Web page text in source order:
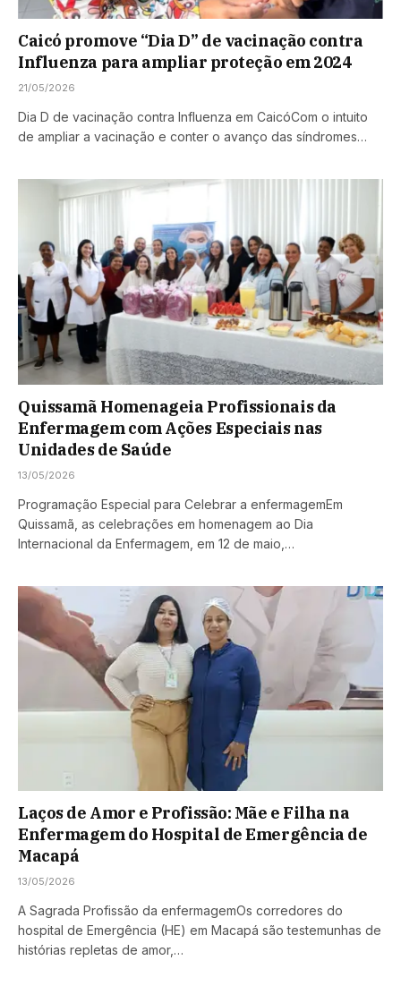
Caicó promove “Dia D” de vacinação contra
Influenza para ampliar proteção em 2024
21/05/2026
Dia D de vacinação contra Influenza em CaicóCom o intuito
de ampliar a vacinação e conter o avanço das síndromes…
Quissamã Homenageia Profissionais da
Enfermagem com Ações Especiais nas
Unidades de Saúde
13/05/2026
Programação Especial para Celebrar a enfermagemEm
Quissamã, as celebrações em homenagem ao Dia
Internacional da Enfermagem, em 12 de maio,…
Laços de Amor e Profissão: Mãe e Filha na
Enfermagem do Hospital de Emergência de
Macapá
13/05/2026
A Sagrada Profissão da enfermagemOs corredores do
hospital de Emergência (HE) em Macapá são testemunhas de
histórias repletas de amor,…